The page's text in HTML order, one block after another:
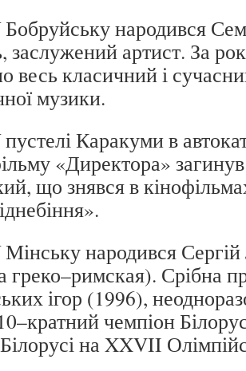
народився
заслужений артист. За
весь класичний і
музики.
Каракуми в
«Директора»
що знявся в
народився
греко–римская). Срібна
ігор (1996),
чемпіон
на XXVII